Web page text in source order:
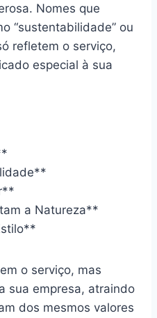
Nomes que
“sustentabilidade” ou
refletem o serviço,
especial à sua
a Natureza**
o serviço, mas
sua empresa, atraindo
dos mesmos valores